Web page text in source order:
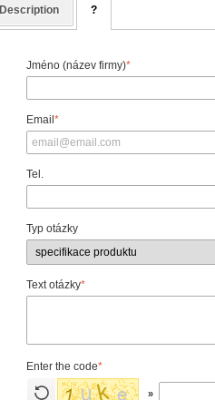
Description ?
Jméno (název firmy)*
Email*
Tel.
Typ otázky
Text otázky*
Enter the code*
»